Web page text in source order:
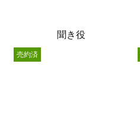
聞き役
売約済